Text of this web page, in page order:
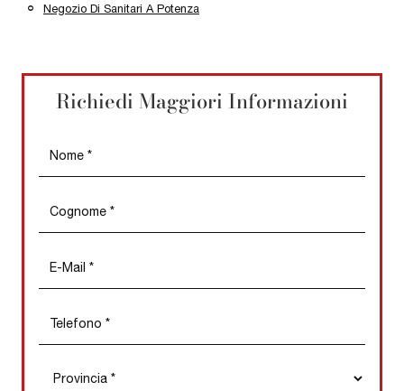
Negozio Di Sanitari A Potenza
Richiedi Maggiori Informazioni